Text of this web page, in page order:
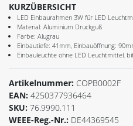
KURZÜBERSICHT
LED Einbaurahmen 3W für LED
Material: Aluminium Druckguß
Farbe: Alugrau
Einbautiefe: 41mm, Einbauöffnung:
Einbauleuchte ohne LED Leuchtmittel,
Artikelnummer: COPB0002F
EAN: 4250377936464
SKU: 76.9990.111
WEEE-Reg.-Nr.: DE44369545